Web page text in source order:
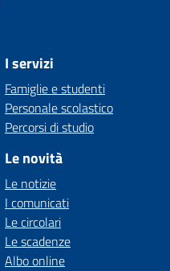
I servizi
Famiglie e studenti
Personale scolastico
Percorsi di studio
Le novità
Le notizie
I comunicati
Le circolari
Le scadenze
Albo online